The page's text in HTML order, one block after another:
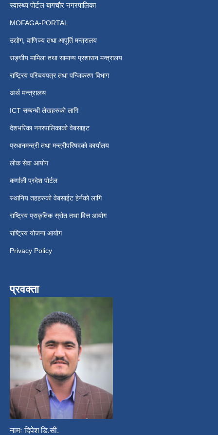
स्वास्थ्य पोर्टल बागचौर नगरपालिका
MOFAGA-PORTAL
उद्योग, वाणिज्य तथा आपूर्ति मन्त्रालय
सङ्घीय मामिला तथा सामान्य प्रशासन मन्त्रालय
राष्ट्रिय परिचयपत्र तथा पन्जिकरण विभाग
अर्थ मन्त्रालय
ICT सम्बन्धी लेखहरुको लागि
देशभरिका नगरपालिकाको वेबसाइट
प्रधानमन्त्री तथा मन्त्रीपरिषदको कार्यालय
लोक सेवा आयोग
कर्णाली प्रदेश पोर्टल
स्थानिय तहहरुको वेबसाईट हेर्नको लागि
राष्ट्रिय प्राकृतिक स्रोत तथा वित्त आयोग
राष्ट्रिय योजना आयोग
Privacy Policy
प्रवक्ता
नामः दिपेश डि.सी.